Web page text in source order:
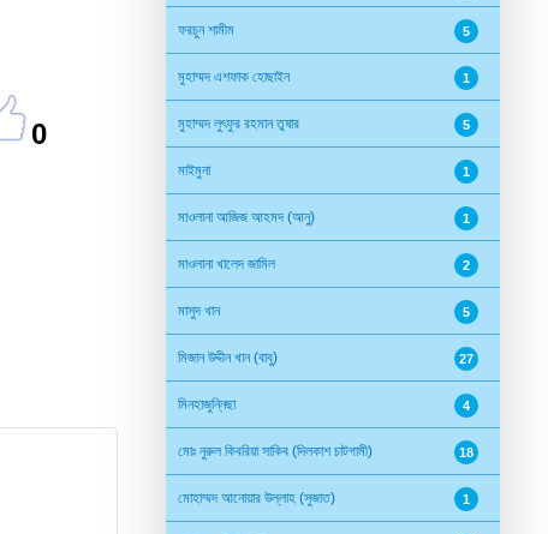
0
ফরচুন শামীম 5
মুহাম্মদ এশফাক হোছাইন 1
মুহাম্মদ লুৎফুর রহমান তুষার 5
মাইমুনা 1
মাওলানা আজিজ আহমদ (আনু) 1
মাওলানা খালেদ জামিল 2
মাসুদ খান 5
মিজান উদ্দীন খান (বাবু) 27
মিনহাজুন্নিছা 4
মোঃ নুরুল কিবরিয়া সাকিব (দিলকাশ চাটগামী) 18
মোহাম্মদ আনোয়ার উল্লাহ (সুজাত) 1